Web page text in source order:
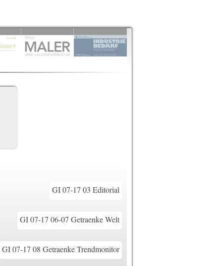
GI 07-17 03 Editorial
GI 07-17 06-07 Getraenke Welt
GI 07-17 08 Getraenke Trendmonitor